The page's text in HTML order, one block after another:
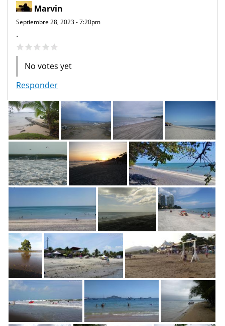
Marvin
Septiembre 28, 2023 - 7:20pm
.
No votes yet
Responder